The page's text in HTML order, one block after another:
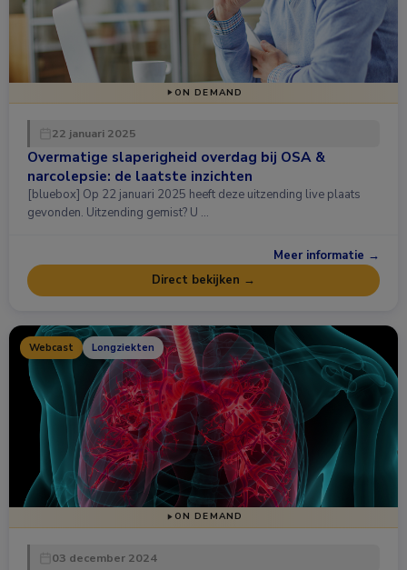
ON DEMAND
22 januari 2025
Overmatige slaperigheid overdag bij OSA &
narcolepsie: de laatste inzichten
[bluebox] Op 22 januari 2025 heeft deze uitzending live plaats
gevonden. Uitzending gemist? U …
Meer informatie →
Direct bekijken →
Webcast Longziekten
ON DEMAND
03 december 2024